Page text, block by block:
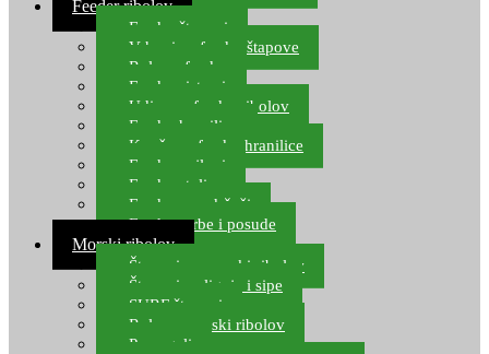
Feeder ribolov
Feeder štapovi
Vrhovi za feeder štapove
Role za feeder
Feeder sistemi
Udice za feeder ribolov
Feeder hranilice
Kopče za feeder hranilice
Feeder najloni
Feeder stolice
Feeder arm držači
Feeder torbe i posude
Morski ribolov
Štapovi za morski ribolov
Štapovi za lignje i sipe
SURF štapovi
Role za morski ribolov
Parangali